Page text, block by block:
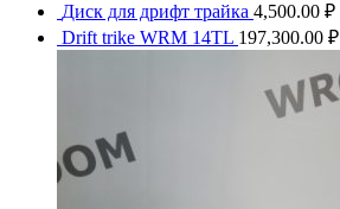
Диск для дрифт трайка 4,500.00 ₽
Drift trike WRM 14TL 197,300.00 ₽